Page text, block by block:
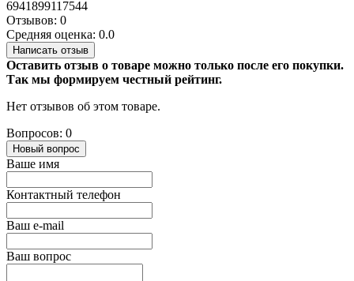
6941899117544
Отзывов: 0
Средняя оценка: 0.0
Написать отзыв
Оставить отзыв о товаре можно только после его покупки.
Так мы формируем честный рейтинг.
Нет отзывов об этом товаре.
Вопросов: 0
Новый вопрос
Ваше имя
Контактный телефон
Ваш e-mail
Ваш вопрос